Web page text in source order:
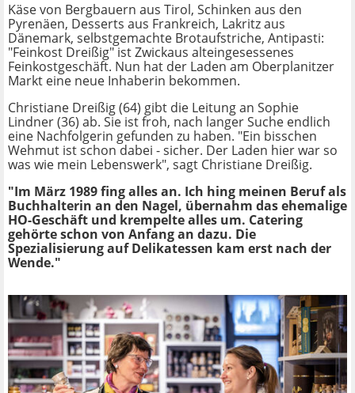
Käse von Bergbauern aus Tirol, Schinken aus den
Pyrenäen, Desserts aus Frankreich, Lakritz aus
Dänemark, selbstgemachte Brotaufstriche, Antipasti:
"Feinkost Dreißig" ist Zwickaus alteingesessenes
Feinkostgeschäft. Nun hat der Laden am Oberplanitzer
Markt eine neue Inhaberin bekommen.
Christiane Dreißig (64) gibt die Leitung an Sophie
Lindner (36) ab. Sie ist froh, nach langer Suche endlich
eine Nachfolgerin gefunden zu haben. "Ein bisschen
Wehmut ist schon dabei - sicher. Der Laden hier war so
was wie mein Lebenswerk", sagt Christiane Dreißig.
"Im März 1989 fing alles an. Ich hing meinen Beruf als
Buchhalterin an den Nagel, übernahm das ehemalige
HO-Geschäft und krempelte alles um. Catering
gehörte schon von Anfang an dazu. Die
Spezialisierung auf Delikatessen kam erst nach der
Wende."